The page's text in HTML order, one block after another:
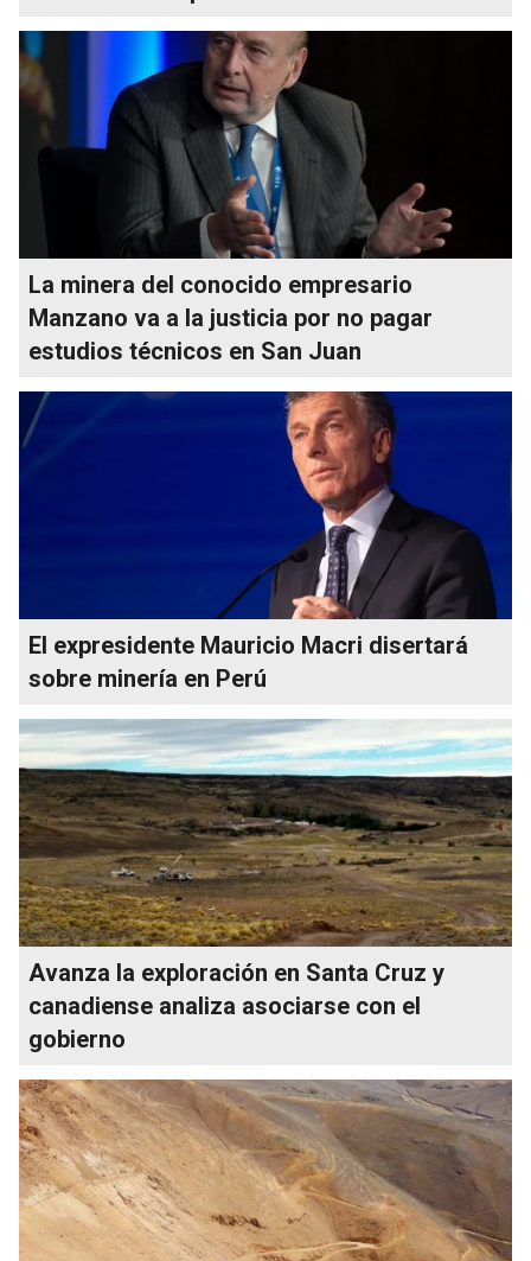
La minera del conocido empresario
Manzano va a la justicia por no pagar
estudios técnicos en San Juan
El expresidente Mauricio Macri disertará
sobre minería en Perú
Avanza la exploración en Santa Cruz y
canadiense analiza asociarse con el
gobierno